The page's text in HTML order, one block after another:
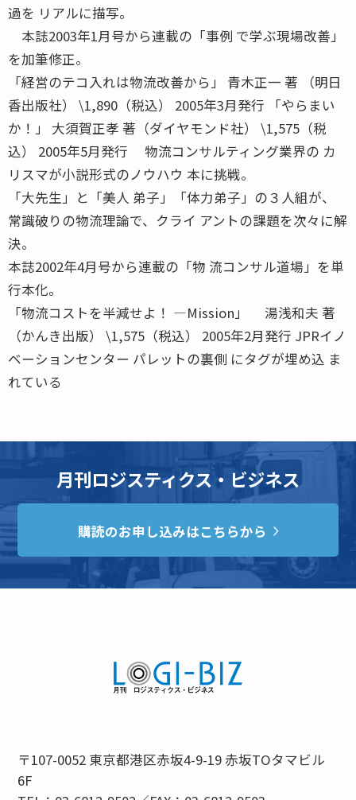
過を リアルに描写。
本誌2003年1月号から連載の「事例 で学ぶ現場改善」
を加筆修正。
「経営のテコ入れは物流改善から」 青木正一 著 （明日
香出版社） \1,890（税込） 2005年3月発行 「やらまい
か！」 大須賀正孝 著（ダイヤモンド社） \1,575（税
込） 2005年5月発行 物流コンサルティング業界の カ
リスマが小説形式のノウハウ 本に挑戦。
「大先生」と「美人 弟子」「体力弟子」の３人組が、
常識破りの物流理論で、クライ アントの課題を次々に解
決。
本誌2002年4月号から連載の「物 流コンサル道場」を単
行本化。
「物流コストを半減せよ！ ―Mission」 湯浅和夫 著
（かんき出版） \1,575（税込） 2005年2月発行 JPRイノ
ベーションセンター パレットの裏側 にタグが埋め込 ま
れている
月刊ロジスティクス・ビジネス
購読のお申し込みはこちらから
〒107-0052 東京都港区赤坂4-9-19 赤坂TOタマビル
6F